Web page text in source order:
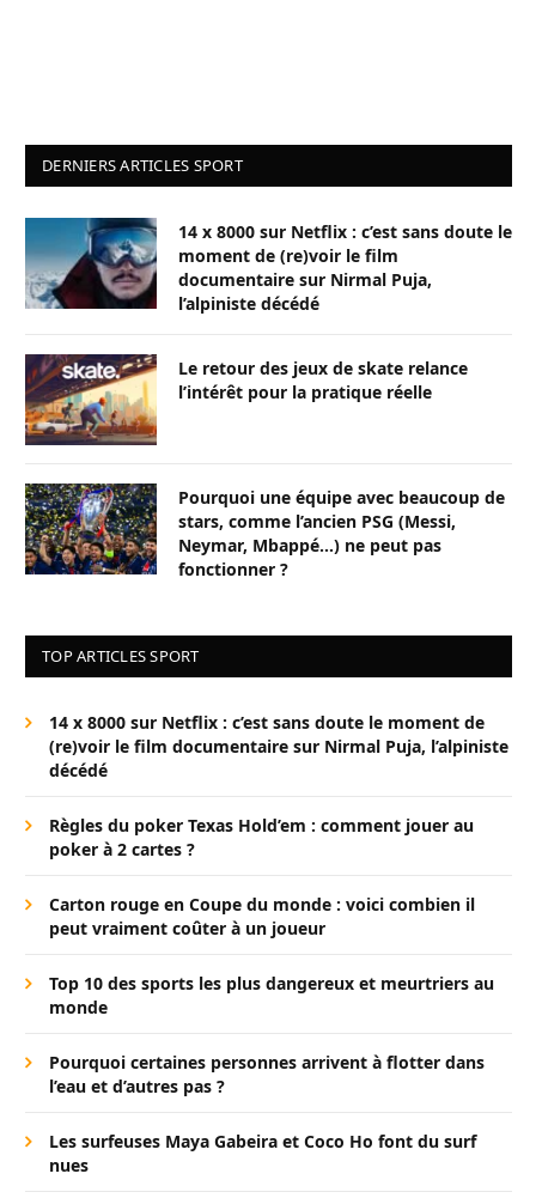
DERNIERS ARTICLES SPORT
14 x 8000 sur Netflix : c’est sans doute le
moment de (re)voir le film
documentaire sur Nirmal Puja,
l’alpiniste décédé
Le retour des jeux de skate relance
l’intérêt pour la pratique réelle
Pourquoi une équipe avec beaucoup de
stars, comme l’ancien PSG (Messi,
Neymar, Mbappé…) ne peut pas
fonctionner ?
TOP ARTICLES SPORT
14 x 8000 sur Netflix : c’est sans doute le moment de
(re)voir le film documentaire sur Nirmal Puja, l’alpiniste
décédé
Règles du poker Texas Hold’em : comment jouer au
poker à 2 cartes ?
Carton rouge en Coupe du monde : voici combien il
peut vraiment coûter à un joueur
Top 10 des sports les plus dangereux et meurtriers au
monde
Pourquoi certaines personnes arrivent à flotter dans
l’eau et d’autres pas ?
Les surfeuses Maya Gabeira et Coco Ho font du surf
nues